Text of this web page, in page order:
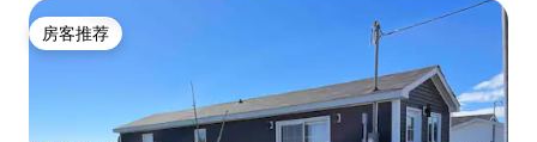
房客推荐
房客推荐